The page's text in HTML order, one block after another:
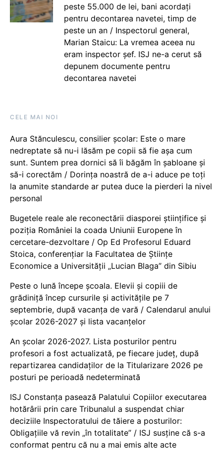
peste 55.000 de lei, bani acordați
pentru decontarea navetei, timp de
peste un an / Inspectorul general,
Marian Staicu: La vremea aceea nu
eram inspector șef. ISJ ne-a cerut să
depunem documente pentru
decontarea navetei
CELE MAI NOI
Aura Stănculescu, consilier școlar: Este o mare
nedreptate să nu-i lăsăm pe copii să fie așa cum
sunt. Suntem prea dornici să îi băgăm în șabloane și
să-i corectăm / Dorința noastră de a-i aduce pe toți
la anumite standarde ar putea duce la pierderi la nivel
personal
Bugetele reale ale reconectării diasporei științifice și
poziția României la coada Uniunii Europene în
cercetare-dezvoltare / Op Ed Profesorul Eduard
Stoica, conferențiar la Facultatea de Științe
Economice a Universității „Lucian Blaga” din Sibiu
Peste o lună începe școala. Elevii și copiii de
grădiniță încep cursurile și activitățile pe 7
septembrie, după vacanța de vară / Calendarul anului
școlar 2026-2027 și lista vacanțelor
An școlar 2026-2027. Lista posturilor pentru
profesori a fost actualizată, pe fiecare județ, după
repartizarea candidaților de la Titularizare 2026 pe
posturi pe perioadă nedeterminată
ISJ Constanța pasează Palatului Copiilor executarea
hotărârii prin care Tribunalul a suspendat chiar
deciziile Inspectoratului de tăiere a posturilor:
Obligațiile vă revin „în totalitate” / ISJ susține că s-a
conformat pentru că nu a mai emis alte acte